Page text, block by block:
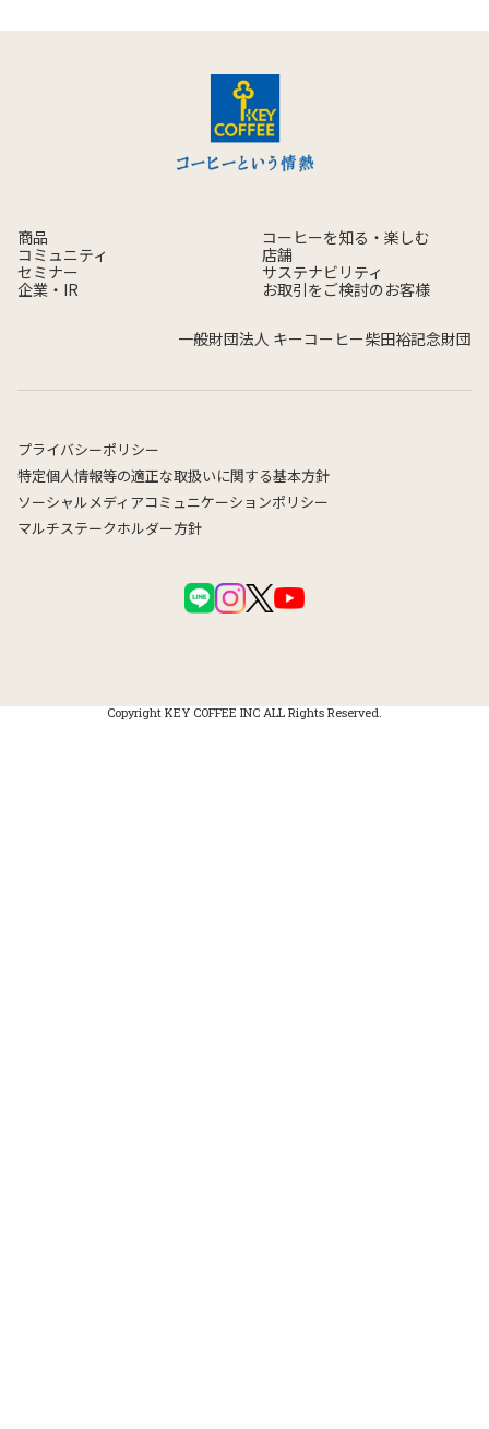
商品
コーヒーを知る・楽しむ
コミュニティ
店舗
セミナー
サステナビリティ
企業・IR
お取引をご検討のお客様
一般財団法人 キーコーヒー柴田裕記念財団
プライバシーポリシー
特定個人情報等の適正な取扱いに関する基本方針
ソーシャルメディアコミュニケーションポリシー
マルチステークホルダー方針
Copyright KEY COFFEE INC ALL Rights Reserved.